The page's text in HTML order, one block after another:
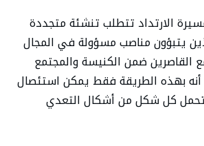
الارتداد تتطلب تنشئة متجددة
يتبؤون مناصب مسؤولة في المجال
القاصرين ضمن الكنيسة والمجتمع
أنه بهذه الطريقة فقط يمكن استئصال
تحمل كل شكل من أشكال التعدي